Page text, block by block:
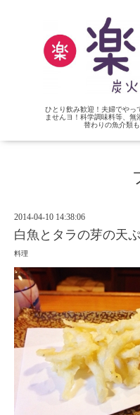
ひとり飲み歓迎！夫婦でやっ
ませんヨ！科学調味料等、無
替わりの魚介類
2014-04-10 14:38:06
白魚とタラの芽の天
料理